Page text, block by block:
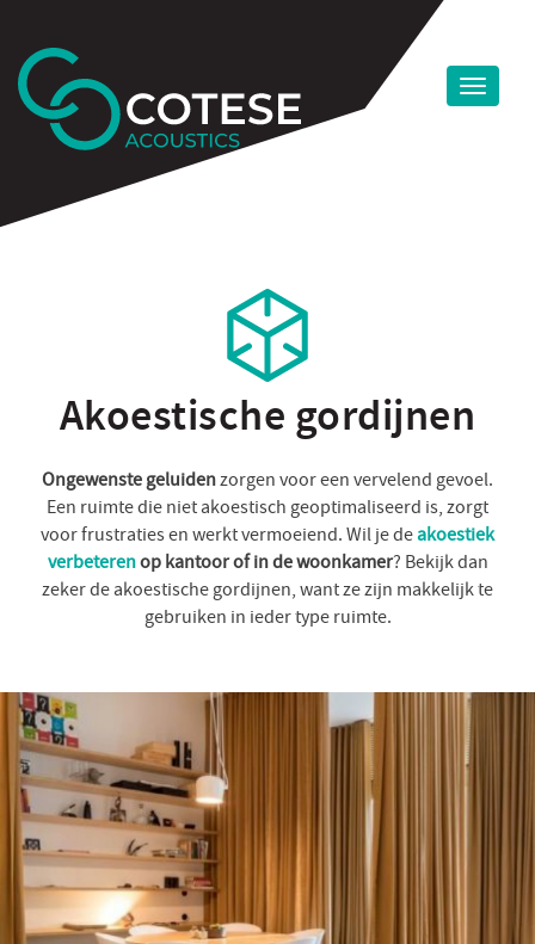
Akoestische gordijnen
Ongewenste geluidenzorgen voor een vervelend gevoel.
Een ruimte die niet akoestisch geoptimaliseerd is, zorgt
voor frustraties en werkt vermoeiend. Wil je deakoestiek
verbeterenop kantoor of in de woonkamer? Bekijk dan
zeker de akoestische gordijnen, want ze zijn makkelijk te
gebruiken in ieder type ruimte.